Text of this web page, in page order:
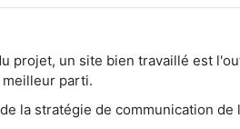
projet, un site bien travaillé est
parti.
la stratégie de communication de